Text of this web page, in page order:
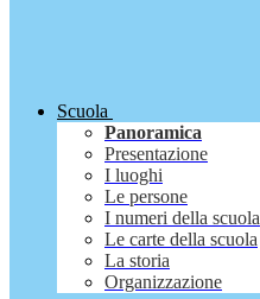
Scuola
Panoramica
Presentazione
I luoghi
Le persone
I numeri della scuola
Le carte della scuola
La storia
Organizzazione